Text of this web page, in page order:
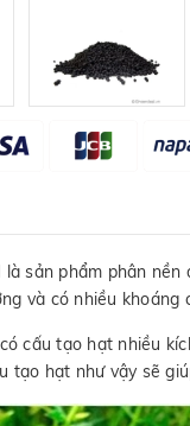
là sản phẩm phân
và có nhiều
cấu tạo hạt nhiều
tạo hạt như vậy sẽ